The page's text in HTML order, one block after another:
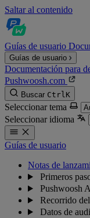
Saltar al contenido
Guías de usuario
Guías de usuario
Documentación para
Pushwoosh.com
Buscar CtrlK
Seleccionar tema
Seleccionar idioma
Guías de usuario
Notas de
Primeros
Pushwoosh
Recorrido
Datos de